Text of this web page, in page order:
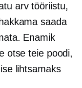
arv tööriistu,
saada
Enamik
otse teie poodi,
lihtsamaks